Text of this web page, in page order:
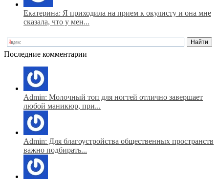
Екатерина: Я приходила на прием к окулисту и она мне
сказала, что у мен...
Последние комментарии
Admin: Молочный топ для ногтей отлично завершает
любой маникюр, при...
Admin: Для благоустройства общественных пространств
важно подбирать...